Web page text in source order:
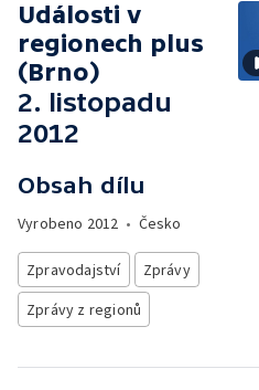
Události v
regionech plus
(Brno)
2. listopadu
2012
Obsah dílu
Vyrobeno 2012 • Česko
Zpravodajství
Zprávy
Zprávy z regionů